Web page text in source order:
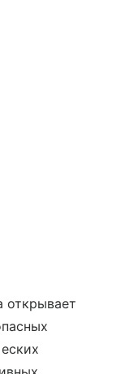
открывает